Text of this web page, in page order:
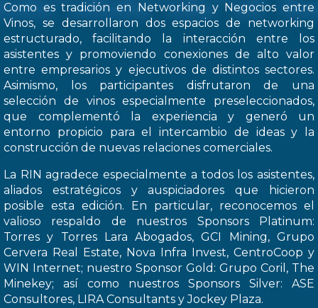
Como es tradición en Networking y Negocios entre
Vinos, se desarrollaron dos espacios de networking
estructurado, facilitando la interacción entre los
asistentes y promoviendo conexiones de alto valor
entre empresarios y ejecutivos de distintos sectores.
Asimismo, los participantes disfrutaron de una
selección de vinos especialmente preseleccionados,
que complementó la experiencia y generó un
entorno propicio para el intercambio de ideas y la
construcción de nuevas relaciones comerciales.
La RIN agradece especialmente a todos los asistentes,
aliados estratégicos y auspiciadores que hicieron
posible esta edición. En particular, reconocemos el
valioso respaldo de nuestros Sponsors Platinum:
Torres y Torres Lara Abogados, GCI Mining, Grupo
Cervera Real Estate, Nova Infra Invest, CentroCoop y
WIN Internet; nuestro Sponsor Gold: Grupo Coril, The
Minekey; así como nuestros Sponsors Silver: ASE
Consultores, LIRA Consultants y Jockey Plaza.